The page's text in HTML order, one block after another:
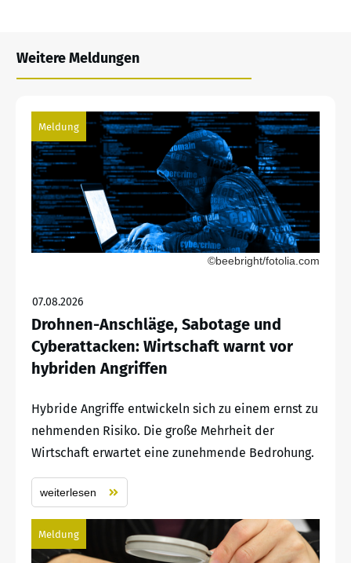
Weitere Meldungen
Meldung
©beebright/fotolia.com
07.08.2026
Drohnen-Anschläge, Sabotage und
Cyberattacken: Wirtschaft warnt vor
hybriden Angriffen
Hybride Angriffe entwickeln sich zu einem ernst zu
nehmenden Risiko. Die große Mehrheit der
Wirtschaft erwartet eine zunehmende Bedrohung.
weiterlesen
Meldung